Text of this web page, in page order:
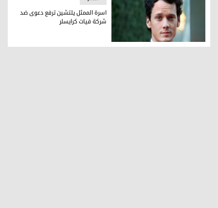
اسرة الممثل يلتشين ترفع دعوى ضد شركة فيات كرايسلر
اسرة الممثل يلتشين ترفع دعوى ضد
شركة فيات كرايسلر